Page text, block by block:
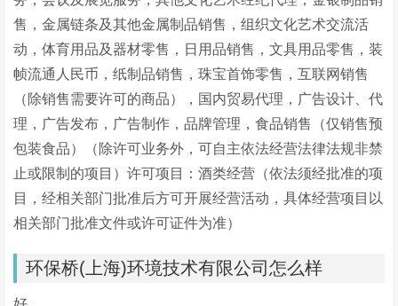
售，金属链条及其他金属制品销售，组织文化艺术交流活
动，体育用品及器材零售，日用品销售，文具用品零售，装
帧流通人民币，纸制品销售，珠宝首饰零售，互联网销售
（除销售需要许可的商品），国内贸易代理，广告设计、代
理，广告发布，广告制作，品牌管理，食品销售（仅销售预
包装食品）（除许可业务外，可自主依法经营法律法规非禁
止或限制的项目）许可项目：酒类经营（依法须经批准的项
目，经相关部门批准后方可开展经营活动，具体经营项目以
相关部门批准文件或许可证件为准）
环保桥(上海)环境技术有限公司怎么样